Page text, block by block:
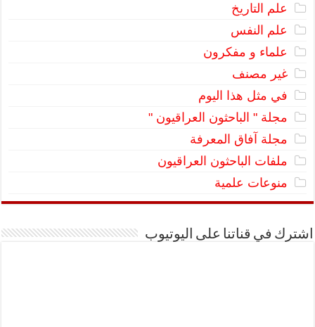
علم التاريخ
علم النفس
علماء و مفكرون
غير مصنف
في مثل هذا اليوم
مجلة " الباحثون العراقيون "
مجلة آفاق المعرفة
ملفات الباحثون العراقيون
منوعات علمية
اشترك في قناتنا على اليوتيوب